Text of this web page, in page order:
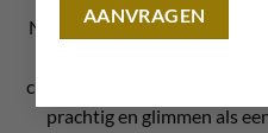
Niet alleen zijn onze paas
chocolade paashaasjes,
prachtig en glimmen als